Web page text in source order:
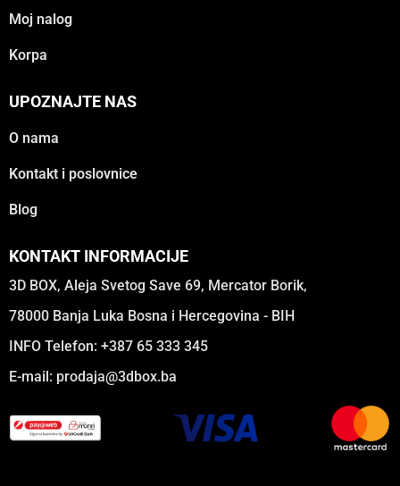
Moj nalog
Korpa
UPOZNAJTE NAS
O nama
Kontakt i poslovnice
Blog
KONTAKT INFORMACIJE
3D BOX, Aleja Svetog Save 69, Mercator Borik,
78000 Banja Luka Bosna i Hercegovina - BIH
INFO Telefon: +387 65 333 345
E-mail: prodaja@3dbox.ba